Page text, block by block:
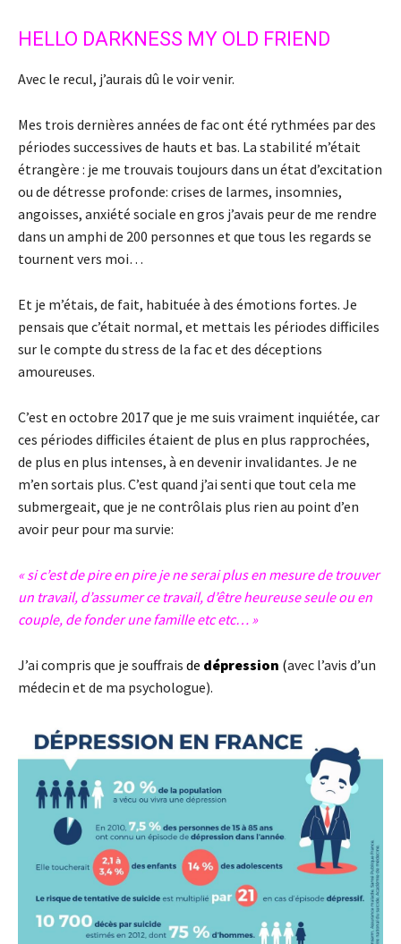
HELLO DARKNESS MY OLD FRIEND
Avec le recul, j’aurais dû le voir venir.
Mes trois dernières années de fac ont été rythmées par des
périodes successives de hauts et bas. La stabilité m’était
étrangère : je me trouvais toujours dans un état d’excitation
ou de détresse profonde: crises de larmes, insomnies,
angoisses, anxiété sociale en gros j’avais peur de me rendre
dans un amphi de 200 personnes et que tous les regards se
tournent vers moi…
Et je m’étais, de fait, habituée à des émotions fortes. Je
pensais que c’était normal, et mettais les périodes difficiles
sur le compte du stress de la fac et des déceptions
amoureuses.
C’est en octobre 2017 que je me suis vraiment inquiétée, car
ces périodes difficiles étaient de plus en plus rapprochées,
de plus en plus intenses, à en devenir invalidantes. Je ne
m’en sortais plus. C’est quand j’ai senti que tout cela me
submergeait, que je ne contrôlais plus rien au point d’en
avoir peur pour ma survie:
« si c’est de pire en pire je ne serai plus en mesure de trouver
un travail, d’assumer ce travail, d’être heureuse seule ou en
couple, de fonder une famille etc etc… »
J’ai compris que je souffrais de dépression (avec l’avis d’un
médecin et de ma psychologue).